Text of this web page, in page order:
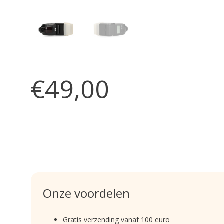
€49,00
Onze voordelen
Gratis verzending vanaf 100 euro